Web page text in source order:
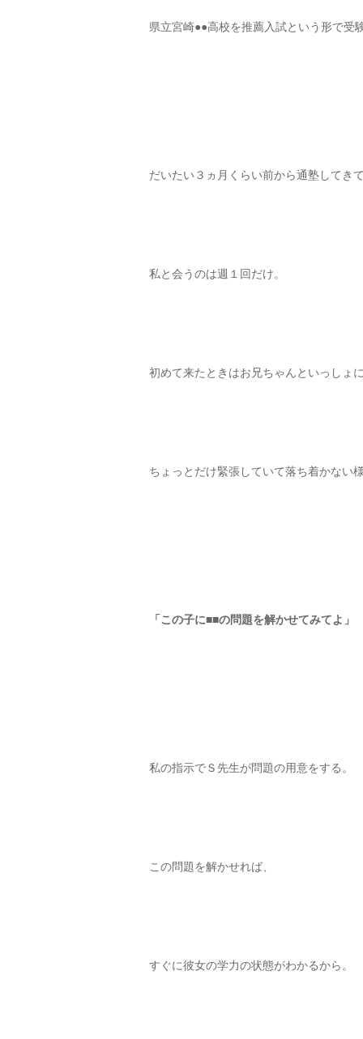
県立宮崎●●高校を推薦入試という形で受
だいたい３ヵ月くらい前から通塾してきて
私と会うのは週１回だけ。
初めて来たときはお兄ちゃんといっしょに
ちょっとだけ緊張していて落ち着かない様
「この子に■■の問題を解かせてみてよ」
私の指示でＳ先生が問題の用意をする。
この問題を解かせれば、
すぐに彼女の学力の状態がわかるから。